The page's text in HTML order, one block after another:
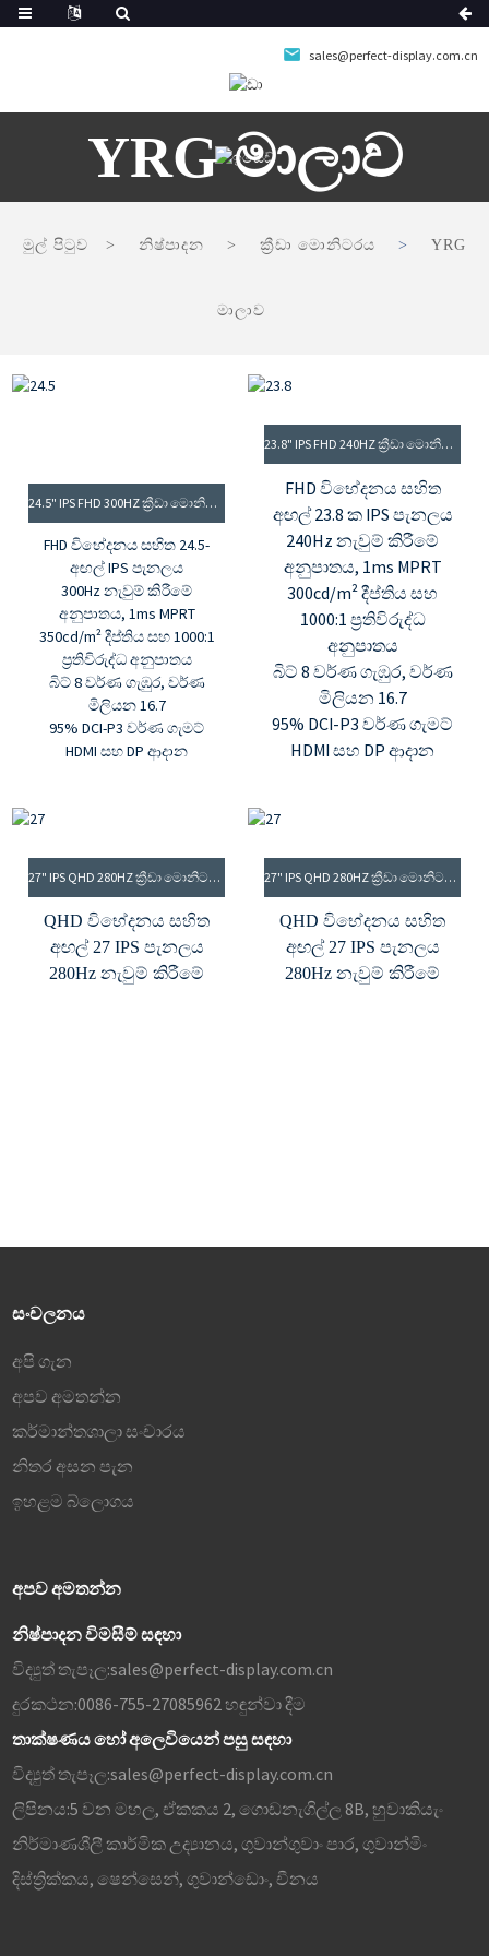
sales@perfect-display.com.cn
YRG මාලාව
මුල් පිටුව නිෂ්පාදන ක්‍රීඩා මොනිටරය YRG
මාලාව
24.5" IPS FHD 300HZ ක්‍රීඩා මොනිටරය
FHD විභේදනය සහිත 24.5-
අඟල් IPS පැනලය
300Hz නැවුම් කිරීමේ
අනුපාතය, 1ms MPRT
350cd/m² දීප්තිය සහ 1000:1
ප්‍රතිවිරුද්ධ අනුපාතය
බිට් 8 වර්ණ ගැඹුර, වර්ණ
මිලියන 16.7
95% DCI-P3 වර්ණ ගැමට්
HDMI සහ DP ආදාන
23.8" IPS FHD 240HZ ක්‍රීඩා මොනිටරය
FHD විභේදනය සහිත
අඟල් 23.8 ක IPS පැනලය
240Hz නැවුම් කිරීමේ
අනුපාතය, 1ms MPRT
300cd/m² දීප්තිය සහ
1000:1 ප්‍රතිවිරුද්ධ
අනුපාතය
බිට් 8 වර්ණ ගැඹුර, වර්ණ
මිලියන 16.7
95% DCI-P3 වර්ණ ගැමට්
HDMI සහ DP ආදාන
27" IPS QHD 280HZ ක්‍රීඩා මොනිටරය-තැඹිලි
QHD විභේදනය සහිත
අඟල් 27 IPS පැනලය
280Hz නැවුම් කිරීමේ
27" IPS QHD 280HZ ක්‍රීඩා මොනිටරය
QHD විභේදනය සහිත
අඟල් 27 IPS පැනලය
280Hz නැවුම් කිරීමේ
සංචලනය
අපි ගැන
අපව අමතන්න
කර්මාන්තශාලා සංචාරය
නිතර අසන පැන
ඉහළම බ්ලොගය
අපව අමතන්න
නිෂ්පාදන විමසීම් සඳහා
විද්‍යුත් තැපෑල:sales@perfect-display.com.cn
දුරකථන:0086-755-27085962 හඳුන්වා දීම
තාක්ෂණය හෝ අලෙවියෙන් පසු සඳහා
විද්‍යුත් තැපෑල:sales@perfect-display.com.cn
ලිපිනය:5 වන මහල, ඒකකය 2, ගොඩනැගිල්ල 8B, හුවාකියැං
නිර්මාණශීලී කාර්මික උද්‍යානය, ගුවාන්ගුවාං පාර, ගුවාන්මිං
දිස්ත්‍රික්කය, ෂෙන්සෙන්, ගුවාන්ඩොං, චීනය